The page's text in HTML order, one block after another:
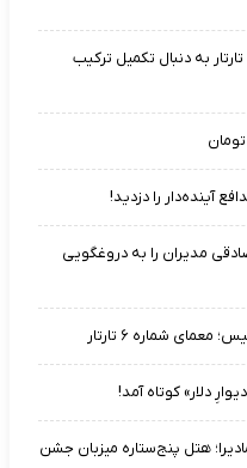
به دنبال تکمیل ترکیب
آینده‌دار را دزدید!
مدیران را به دروغگویی
شماره ۶ تارتار
دلار» کوتاه آمد!
هتل پنج‌ستاره میزبان جشن